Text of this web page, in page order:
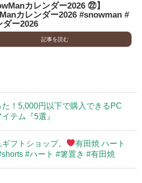
カレンダー2026 ㉒】
カレンダー2026 #snowman #
ダー2026
記事を読む
！5,000円以下で購入できるPC
テム『5選』
フトショップ。
有田焼 ハート
#ハート #箸置き #有田焼